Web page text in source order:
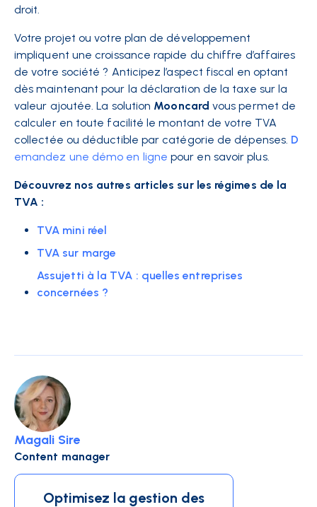
droit.
Votre projet ou votre plan de développement
impliquent une croissance rapide du chiffre d’affaires
de votre société ? Anticipez l’aspect fiscal en optant
dès maintenant pour la déclaration de la taxe sur la
valeur ajoutée. La solution Mooncard vous permet de
calculer en toute facilité le montant de votre TVA
collectée ou déductible par catégorie de dépenses. D
emandez une démo en ligne pour en savoir plus.
Découvrez nos autres articles sur les régimes de la
TVA :
TVA mini réel
TVA sur marge
Assujetti à la TVA : quelles entreprises
concernées ?
Magali Sire
Content manager
Optimisez la gestion des